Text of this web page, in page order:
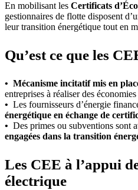
En mobilisant les Certificats
gestionnaires de flotte disposent
leur transition énergétique tout en
Qu’est ce que les
• Mécanisme incitatif mis en
entreprises à réaliser des économies
• Les fournisseurs d’énergie
énergétique en échange de
• Des primes ou subventions sont
engagées dans la transition
Les CEE à l’appui
électrique